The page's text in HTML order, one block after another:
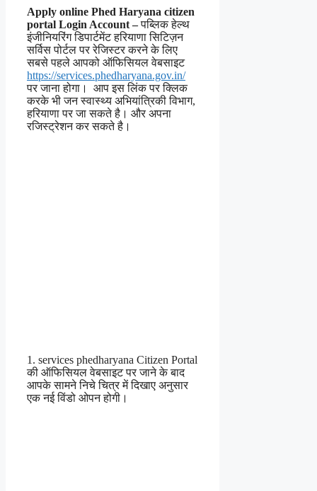
Apply online Phed Haryana citizen
portal Login Account –पब्लिक हेल्थ
इंजीनियरिंग डिपार्टमेंट हरियाणा सिटिज़न
सर्विस पोर्टल पर रेजिस्टर करने के लिए
सबसे पहले आपको ऑफिसियल वेबसाइट
https://services.phedharyana.gov.in/
पर जाना होगा। आप इस लिंक पर क्लिक
करके भी जन स्वास्थ्य अभियांत्रिकी विभाग,
हरियाणा पर जा सकते है। और अपना
रजिस्ट्रेशन कर सकते है।
1. services phedharyana Citizen Portal
की ऑफिसियल वेबसाइट पर जाने के बाद
आपके सामने निचे चित्र में दिखाए अनुसार
एक नई विंडो ओपन होगी।